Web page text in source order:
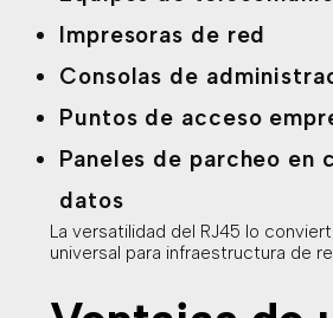
Impresoras de red
Consolas de
Puntos de acceso
Paneles de parcheo en
datos
La versatilidad del RJ45 lo
universal para infraestructura de